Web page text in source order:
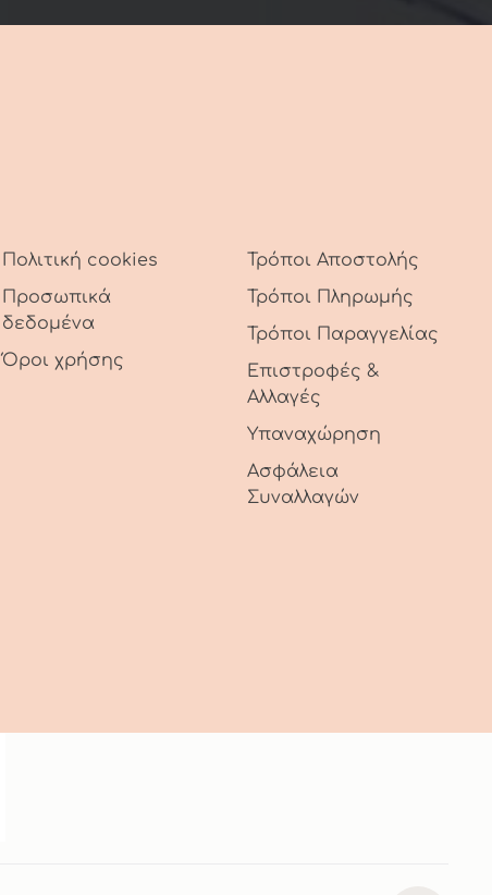
Πολιτική cookies
Προσωπικά
δεδομένα
Όροι χρήσης
Τρόποι Αποστολής
Τρόποι Πληρωμής
Τρόποι Παραγγελίας
Επιστροφές &
Αλλαγές
Υπαναχώρηση
Ασφάλεια
Συναλλαγών